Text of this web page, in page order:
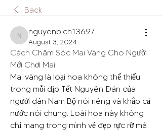
Back
nguyenbich13697
nguyenbich13697
August 3, 2024
Cách Chăm Sóc Mai Vàng Cho Người
Mới Chơi Mai
Mai vàng là loại hoa không thể thiếu
trong mỗi dịp Tết Nguyên Đán của
người dân Nam Bộ nói riêng và khắp cả
nước nói chung. Loài hoa này không
chỉ mang trong mình vẻ đẹp rực rỡ mà